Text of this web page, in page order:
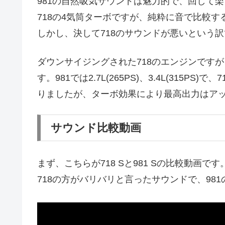
718の4気筒ターボですが、純粋に音で比較
しかし、決して718のサウンドが悪いという
ダウンサイジングされた718のエンジンです
す。981では2.7L(265PS)、3.4L(315PS)で、
りましたが、ターボ効果により最高出力はア
サウンド比較動画
まず、こちらが718 Sと981 Sの比較動画です
718の方がバリバリと言ったサウンドで、